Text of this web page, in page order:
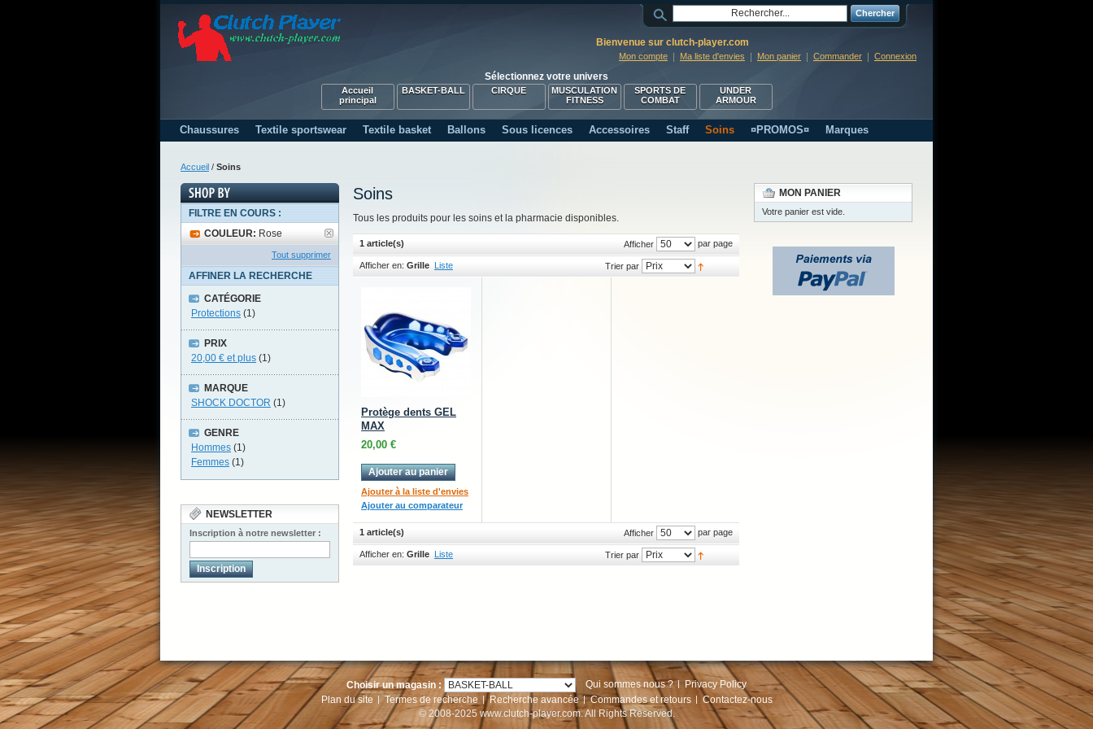
Chercher
Bienvenue sur clutch-player.com
Mon compte Ma liste d'envies Mon panier Commander Connexion
Sélectionnez votre univers
Accueil
principal
BASKET-BALL CIRQUE
MUSCULATION
FITNESS
SPORTS DE
COMBAT
UNDER
ARMOUR
Chaussures Textile sportswear Textile basket Ballons Sous licences Accessoires Staff Soins ¤PROMOS¤ Marques
Accueil / Soins
Soins
Tous les produits pour les soins et la pharmacie disponibles.
1 article(s) Afficher par page
Afficher en: Grille Liste Trier par
Protège dents GEL
MAX
20,00 €
Ajouter au panier
Ajouter à la liste d'envies
Ajouter au comparateur
1 article(s) Afficher par page
Afficher en: Grille Liste Trier par
FILTRE EN COURS :
COULEUR: Rose
Tout supprimer
AFFINER LA RECHERCHE
CATÉGORIE
Protections (1)
PRIX
20,00 € et plus (1)
MARQUE
SHOCK DOCTOR (1)
GENRE
Hommes (1)
Femmes (1)
NEWSLETTER
Inscription à notre newsletter :
Inscription
MON PANIER
Votre panier est vide.
Choisir un magasin : Qui sommes nous ?
Privacy Policy
Plan du site
Termes de recherche Recherche avancée Commandes et retours
Contactez-nous
© 2008-2025 www.clutch-player.com. All Rights Reserved.